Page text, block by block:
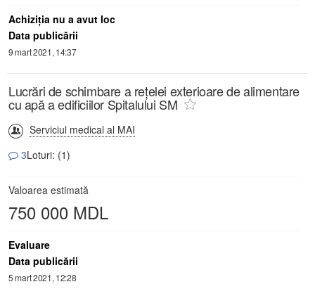
Achiziţia nu a avut loc
Data publicării
9 mart 2021, 14:37
Lucrări de schimbare a rețelei exterioare de alimentare
cu apă a edificiilor Spitalului SM
Serviciul medical al MAI
3Loturi: (1)
Valoarea estimată
750 000 MDL
Evaluare
Data publicării
5 mart 2021, 12:28